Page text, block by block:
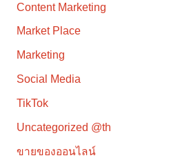
Content Marketing
Market Place
Marketing
Social Media
TikTok
Uncategorized @th
ขายของออนไลน์